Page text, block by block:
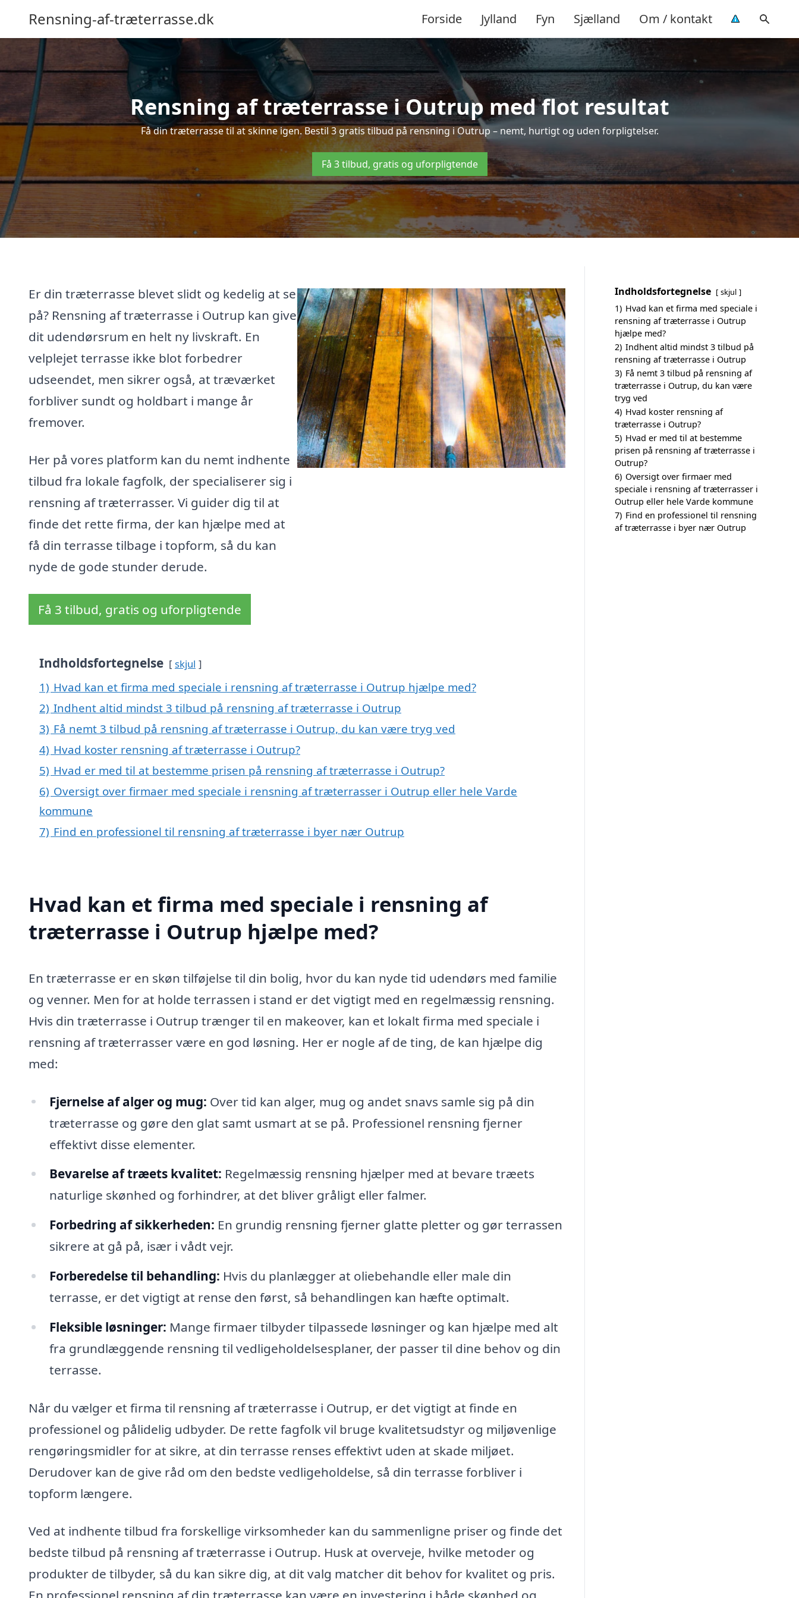
Rensning-af-træterrasse.dk Forside Jylland Fyn Sjælland Om / kontakt
Rensning af træterrasse i Outrup med flot resultat
Få din træterrasse til at skinne igen. Bestil 3 gratis tilbud på rensning i Outrup – nemt, hurtigt og uden forpligtelser.
Få 3 tilbud, gratis og uforpligtende
Er din træterrasse blevet slidt og kedelig at se
på? Rensning af træterrasse i Outrup kan give
dit udendørsrum en helt ny livskraft. En
velplejet terrasse ikke blot forbedrer
udseendet, men sikrer også, at træværket
forbliver sundt og holdbart i mange år
fremover.
Her på vores platform kan du nemt indhente
tilbud fra lokale fagfolk, der specialiserer sig i
rensning af træterrasser. Vi guider dig til at
finde det rette firma, der kan hjælpe med at
få din terrasse tilbage i topform, så du kan
nyde de gode stunder derude.
Få 3 tilbud, gratis og uforpligtende
Indholdsfortegnelse skjul
1) Hvad kan et firma med speciale i rensning af træterrasse i Outrup hjælpe med?
2) Indhent altid mindst 3 tilbud på rensning af træterrasse i Outrup
3) Få nemt 3 tilbud på rensning af træterrasse i Outrup, du kan være tryg ved
4) Hvad koster rensning af træterrasse i Outrup?
5) Hvad er med til at bestemme prisen på rensning af træterrasse i Outrup?
6) Oversigt over firmaer med speciale i rensning af træterrasser i Outrup eller hele Varde
kommune
7) Find en professionel til rensning af træterrasse i byer nær Outrup
Hvad kan et firma med speciale i rensning af
træterrasse i Outrup hjælpe med?
En træterrasse er en skøn tilføjelse til din bolig, hvor du kan nyde tid udendørs med familie
og venner. Men for at holde terrassen i stand er det vigtigt med en regelmæssig rensning.
Hvis din træterrasse i Outrup trænger til en makeover, kan et lokalt firma med speciale i
rensning af træterrasser være en god løsning. Her er nogle af de ting, de kan hjælpe dig
med:
Fjernelse af alger og mug: Over tid kan alger, mug og andet snavs samle sig på din
træterrasse og gøre den glat samt usmart at se på. Professionel rensning fjerner
effektivt disse elementer.
Bevarelse af træets kvalitet: Regelmæssig rensning hjælper med at bevare træets
naturlige skønhed og forhindrer, at det bliver gråligt eller falmer.
Forbedring af sikkerheden: En grundig rensning fjerner glatte pletter og gør terrassen
sikrere at gå på, især i vådt vejr.
Forberedelse til behandling: Hvis du planlægger at oliebehandle eller male din
terrasse, er det vigtigt at rense den først, så behandlingen kan hæfte optimalt.
Fleksible løsninger: Mange firmaer tilbyder tilpassede løsninger og kan hjælpe med alt
fra grundlæggende rensning til vedligeholdelsesplaner, der passer til dine behov og din
terrasse.
Når du vælger et firma til rensning af træterrasse i Outrup, er det vigtigt at finde en
professionel og pålidelig udbyder. De rette fagfolk vil bruge kvalitetsudstyr og miljøvenlige
rengøringsmidler for at sikre, at din terrasse renses effektivt uden at skade miljøet.
Derudover kan de give råd om den bedste vedligeholdelse, så din terrasse forbliver i
topform længere.
Ved at indhente tilbud fra forskellige virksomheder kan du sammenligne priser og finde det
bedste tilbud på rensning af træterrasse i Outrup. Husk at overveje, hvilke metoder og
produkter de tilbyder, så du kan sikre dig, at dit valg matcher dit behov for kvalitet og pris.
Indholdsfortegnelse skjul
1) Hvad kan et firma med speciale i
rensning af træterrasse i Outrup
hjælpe med?
2) Indhent altid mindst 3 tilbud på
rensning af træterrasse i Outrup
3) Få nemt 3 tilbud på rensning af
træterrasse i Outrup, du kan være
tryg ved
4) Hvad koster rensning af
træterrasse i Outrup?
5) Hvad er med til at bestemme
prisen på rensning af træterrasse i
Outrup?
6) Oversigt over firmaer med
speciale i rensning af træterrasser i
Outrup eller hele Varde kommune
7) Find en professionel til rensning
af træterrasse i byer nær Outrup